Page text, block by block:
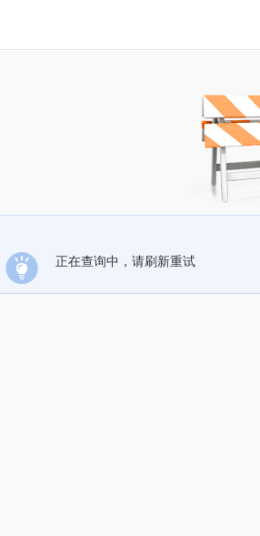
正在查询中，请刷新重试